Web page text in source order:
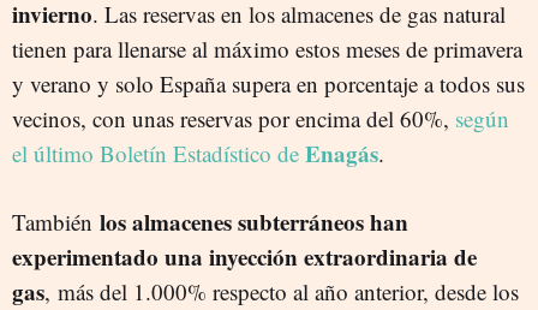
invierno. Las reservas en los almacenes de gas natural
tienen para llenarse al máximo estos meses de primavera
y verano y solo España supera en porcentaje a todos sus
vecinos, con unas reservas por encima del 60%, según
el último Boletín Estadístico de Enagás.
También los almacenes subterráneos han
experimentado una inyección extraordinaria de
gas, más del 1.000% respecto al año anterior, desde los